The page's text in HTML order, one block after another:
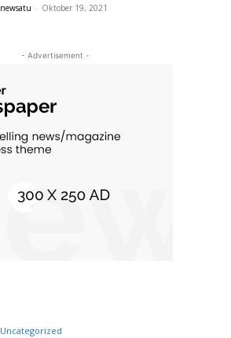
newsatu - Oktober 19, 2021
- Advertisement -
Uncategorized